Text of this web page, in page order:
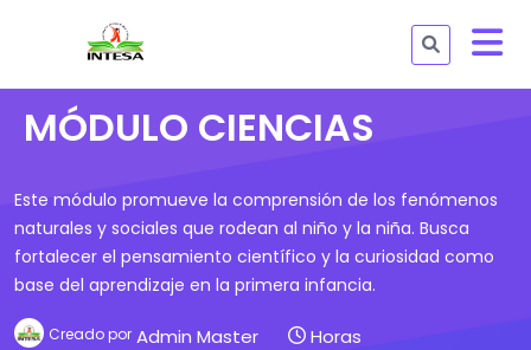
MÓDULO CIENCIAS
Este módulo promueve la comprensión de los fenómenos
naturales y sociales que rodean al niño y la niña. Busca
fortalecer el pensamiento científico y la curiosidad como
base del aprendizaje en la primera infancia.
Creado por Admin Master
Horas